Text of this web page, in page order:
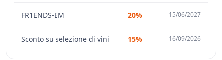
FR1ENDS-EM 20% 15/06/2027
Sconto su selezione di vini 15% 16/09/2026